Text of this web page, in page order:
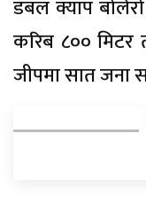
डबल क्याप
करिब ८००
जीपमा सात जना